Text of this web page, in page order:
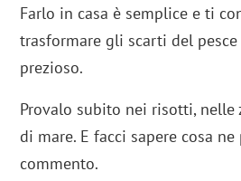
Farlo in casa è semplice e ti
trasformare gli scarti del
prezioso.
Provalo subito nei risotti, nelle
di mare. E facci sapere cosa
commento.